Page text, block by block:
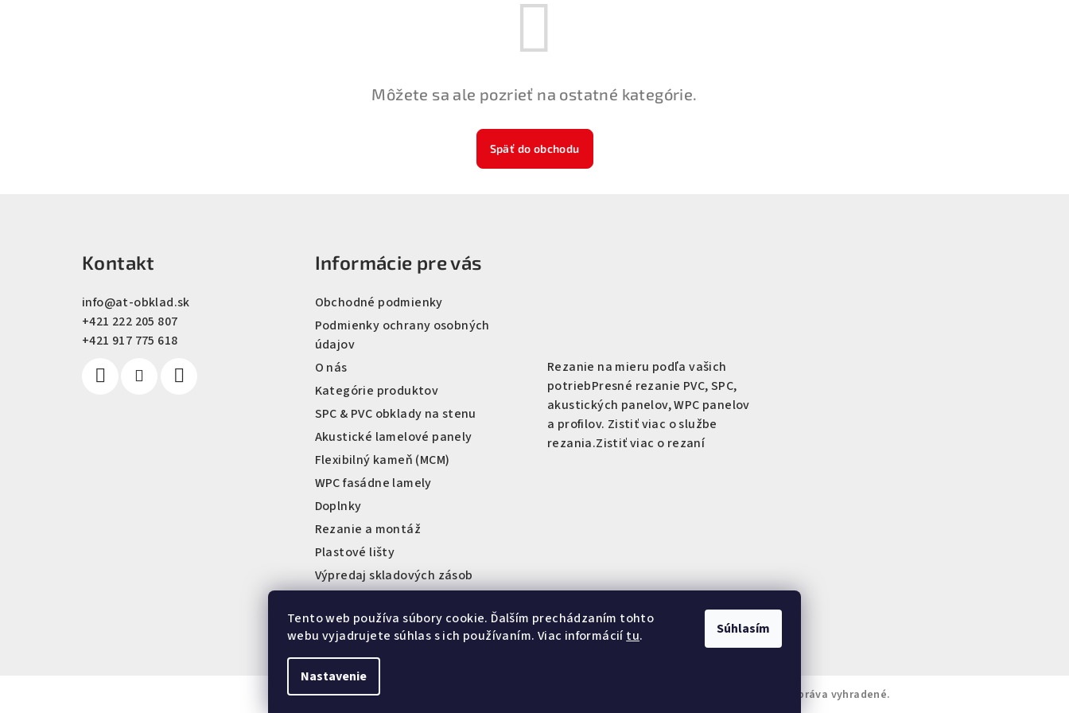
Tento web používa súbory cookie. Ďalším prechádzaním tohto
webu vyjadrujete súhlas s ich používaním. Viac informáciítu.
Nastavenie
Súhlasím
Môžete sa ale pozrieť na ostatné kategórie.
Späť do obchodu
Kontakt
info@at-obklad.sk
+421 222 205 807
+421 917 775 618
Informácie pre vás
Obchodné podmienky
Podmienky ochrany osobných
údajov
O nás
Kategórie produktov
SPC & PVC obklady na stenu
Akustické lamelové panely
Flexibilný kameň (MCM)
WPC fasádne lamely
Doplnky
Rezanie a montáž
Plastové lišty
Výpredaj skladových zásob
Rezanie na mieru podľa vašich
potriebPresné rezanie PVC, SPC,
akustických panelov, WPC panelov
a profilov. Zistiť viac o službe
rezania.Zistiť viac o rezaní
. Všetky práva vyhradené.